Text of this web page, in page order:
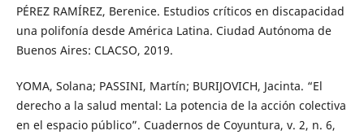
PÉREZ RAMÍREZ, Berenice. Estudios críticos en discapacidad
una polifonía desde América Latina. Ciudad Autónoma de
Buenos Aires: CLACSO, 2019.
YOMA, Solana; PASSINI, Martín; BURIJOVICH, Jacinta. “El
derecho a la salud mental: La potencia de la acción colectiva
en el espacio público”. Cuadernos de Coyuntura, v. 2, n. 6,